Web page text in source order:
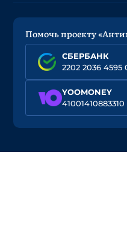
Помочь проекту
СБЕРБАНК
2202 2036 4595
YOOMONEY
41001410883310